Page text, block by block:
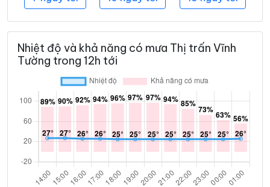
Nhiệt độ và khả năng có mưa Thị trấn Vĩnh
Tường trong 12h tới